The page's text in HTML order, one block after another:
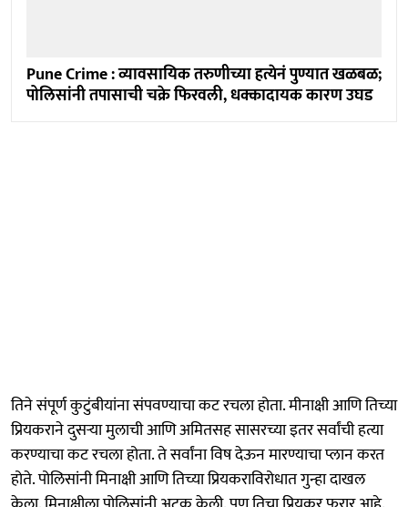
Pune Crime : व्यावसायिक तरुणीच्या हत्येनं पुण्यात खळबळ;
पोलिसांनी तपासाची चक्रे फिरवली, धक्कादायक कारण उघड
तिने संपूर्ण कुटुंबीयांना संपवण्याचा कट रचला होता. मीनाक्षी आणि तिच्या
प्रियकराने दुसऱ्या मुलाची आणि अमितसह सासरच्या इतर सर्वांची हत्या
करण्याचा कट रचला होता. ते सर्वांना विष देऊन मारण्याचा प्लान करत
होते. पोलिसांनी मिनाक्षी आणि तिच्या प्रियकराविरोधात गुन्हा दाखल